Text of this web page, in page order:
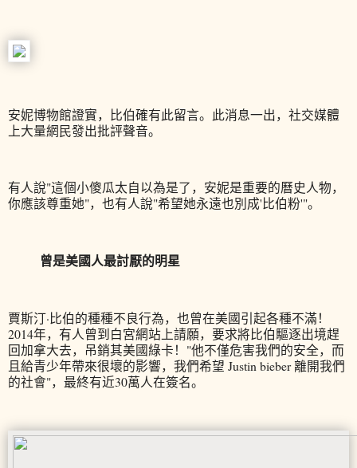
安妮博物館證實，比伯確有此留言。此消息一出，社交媒體
上大量網民發出批評聲音。
有人說"這個小傻瓜太自以為是了，安妮是重要的曆史人物，
你應該尊重她"，也有人說"希望她永遠也別成'比伯粉'"。
曾是美國人最討厭的明星
賈斯汀·比伯的種種不良行為，也曾在美國引起各種不滿！
2014年，有人曾到白宮網站上請願，要求將比伯驅逐出境趕
回加拿大去，吊銷其美國綠卡！"他不僅危害我們的安全，而
且給青少年帶來很壞的影響，我們希望 Justin bieber 離開我們
的社會"，最終有近30萬人在簽名。